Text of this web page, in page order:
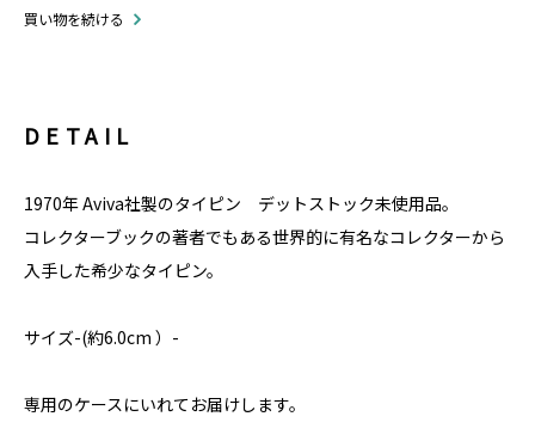
買い物を続ける
DETAIL
1970年 Aviva社製のタイピン デットストック未使用品。
コレクターブックの著者でもある世界的に有名なコレクターから
入手した希少なタイピン。
サイズ-(約6.0cm ）-
専用のケースにいれてお届けします。